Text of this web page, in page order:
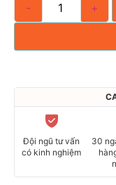
- +
Đội ngũ tư vấn
có kinh nghiệm
30